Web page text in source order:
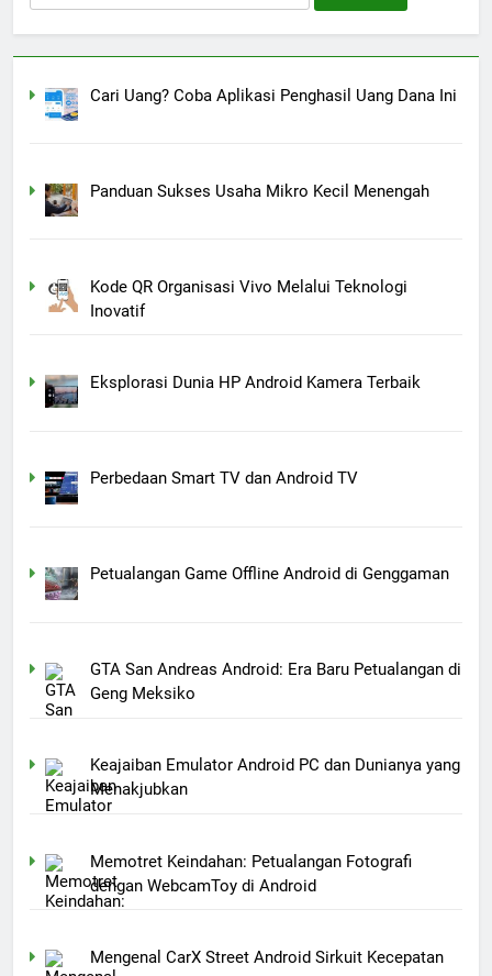
for:
Cari Uang? Coba Aplikasi Penghasil Uang Dana Ini
Panduan Sukses Usaha Mikro Kecil Menengah
Kode QR Organisasi Vivo Melalui Teknologi
Inovatif
Eksplorasi Dunia HP Android Kamera Terbaik
Perbedaan Smart TV dan Android TV
Petualangan Game Offline Android di Genggaman
GTA San Andreas Android: Era Baru Petualangan di
Geng Meksiko
Keajaiban Emulator Android PC dan Dunianya yang
Menakjubkan
Memotret Keindahan: Petualangan Fotografi
dengan WebcamToy di Android
Mengenal CarX Street Android Sirkuit Kecepatan